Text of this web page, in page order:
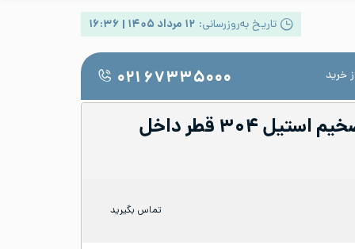
تاریخ به‌روزرسانی: ۱۲ مرداد ۱۴۰۵ | ۱۶:۳۶
خرید ۰۲۱ ۶۷۳۳۵۰۰۰
لوله صنعتی جدار ضخیم استیل ۳۰۴ قطر داخل
تماس بگیرید